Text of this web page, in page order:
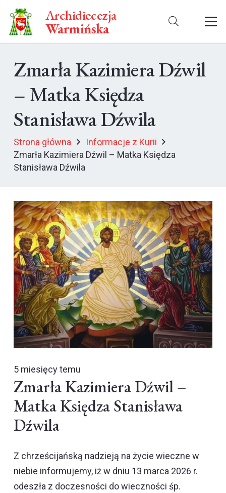
Archidiecezja
Warmińska
Zmarła Kazimiera Dźwil
– Matka Księdza
Stanisława Dźwila
Strona główna
Informacje z Kurii
Zmarła Kazimiera Dźwil – Matka Księdza
Stanisława Dźwila
5 miesięcy temu
Zmarła Kazimiera Dźwil –
Matka Księdza Stanisława
Dźwila
Z chrześcijańską nadzieją na życie wieczne w
niebie informujemy, iż w dniu 13 marca 2026 r.
odeszła z doczesności do wieczności śp.